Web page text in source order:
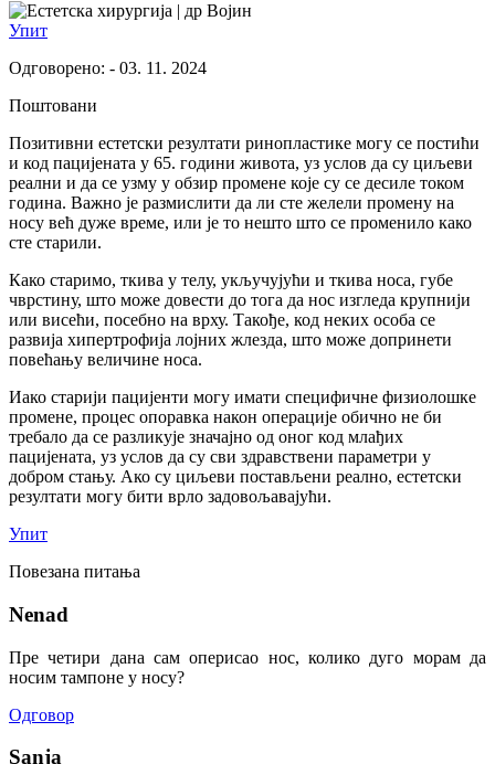
др Војин
Упит
Одговорено: - 03. 11. 2024
Поштовани
Позитивни естетски резултати ринопластике могу се постићи
и код пацијената у 65. години живота, уз услов да су циљеви
реални и да се узму у обзир промене које су се десиле током
година. Важно је размислити да ли сте желели промену на
носу већ дуже време, или је то нешто што се променило како
сте старили.
Како старимо, ткива у телу, укључујући и ткива носа, губе
чврстину, што може довести до тога да нос изгледа крупнији
или висећи, посебно на врху. Такође, код неких особа се
развија хипертрофија лојних жлезда, што може допринети
повећању величине носа.
Иако старији пацијенти могу имати специфичне физиолошке
промене, процес опоравка након операције обично не би
требало да се разликује значајно од оног код млађих
пацијената, уз услов да су сви здравствени параметри у
добром стању. Ако су циљеви постављени реално, естетски
резултати могу бити врло задовољавајући.
Упит
Повезана питања
Nenad
Пре четири дана сам оперисао нос, колико дуго морам да
носим тампоне у носу?
Одговор
Sanja